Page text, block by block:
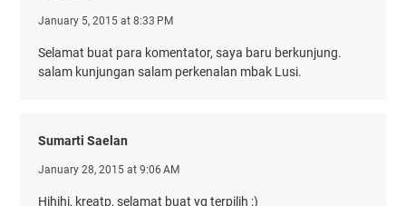
January 5, 2015 at 8:33 PM
Selamat buat para komentator, saya baru berkunjung.
salam kunjungan salam perkenalan mbak Lusi.
Sumarti Saelan
January 28, 2015 at 9:06 AM
Hihihi, kreatp, selamat buat yg terpilih ;)